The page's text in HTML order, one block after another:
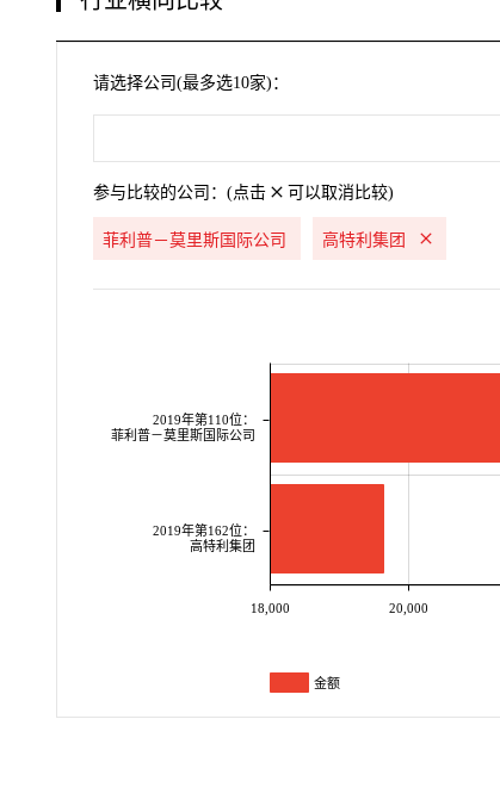
请选择公司(最多选10家)：
参与比较的公司：(点击 可以取消比较)
菲利普－莫里斯国际公司 高特利集团
2019年第110位：
菲利普－莫里斯国际公司
2019年第162位：
高特利集团
18,000 20,000
金额